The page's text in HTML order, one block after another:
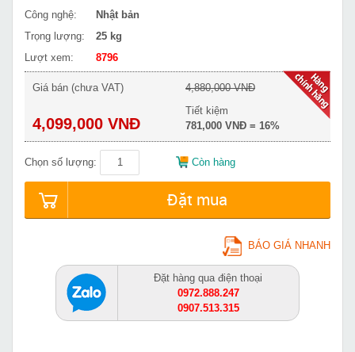
Công nghệ:
Nhật bản
Trọng lượng:
25 kg
Lượt xem:
8796
Giá bán (chưa VAT)
4,099,000 VNĐ
4,880,000 VNĐ
Tiết kiệm
781,000 VNĐ = 16%
Chọn số lượng: Còn hàng
Đặt mua
BÁO GIÁ NHANH
Đặt hàng qua điện thoại
0972.888.247
0907.513.315